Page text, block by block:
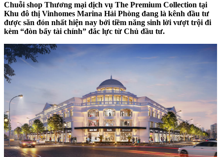
Chuỗi shop Thương mại dịch vụ The Premium Collection tại
Khu đô thị Vinhomes Marina Hải Phòng đang là kênh đầu tư
được săn đón nhất hiện nay bởi tiềm năng sinh lời vượt trội đi
kèm “đòn bẩy tài chính” đắc lực từ Chủ đầu tư.